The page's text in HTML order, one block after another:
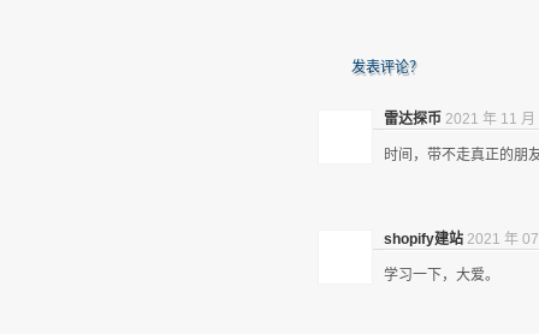
发表评论？
雷达探币 2021 年 11
时间，带不走真正的朋
shopify建站 2021 年
学习一下，大爱。